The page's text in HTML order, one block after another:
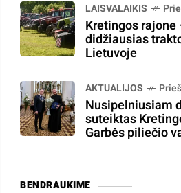
LAISVALAIKIS
Kretingos rajone
didžiausias
Lietuvoje
AKTUALIJOS
Nusipelniusiam
suteiktas
Garbės piliečio
BENDRAUKIME